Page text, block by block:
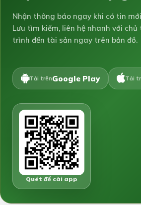
Nhận thông báo ngay khi có tin
Lưu tìm kiếm, liên hệ nhanh với
trình đến tài sản ngay trên bản đồ.
Tải trênGoogle Play Tải
Quét để cài app